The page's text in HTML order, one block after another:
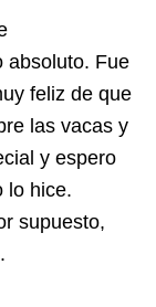
absoluto. Fue
feliz de que
las vacas y
y espero
lo hice.
supuesto,